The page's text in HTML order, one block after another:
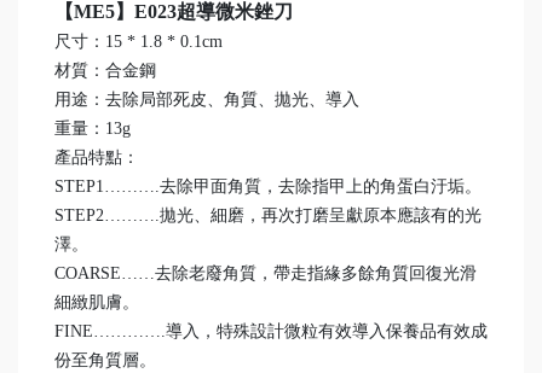
【ME5】E023超導微米銼刀
尺寸：15 * 1.8 * 0.1cm
材質：合金鋼
用途：去除局部死皮、角質、拋光、導入
重量：13g
產品特點：
STEP1……….去除甲面角質，去除指甲上的角蛋白汙垢。
STEP2……….拋光、細磨，再次打磨呈獻原本應該有的光
澤。
COARSE……去除老廢角質，帶走指緣多餘角質回復光滑
細緻肌膚。
FINE………….導入，特殊設計微粒有效導入保養品有效成
份至角質層。